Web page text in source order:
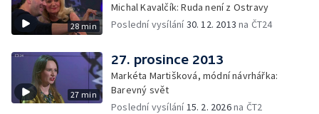
28 min
Michal Kavalčík: Ruda není z Ostravy
Poslední vysílání30. 12. 2013 na ČT24
27 min
27. prosince 2013
Markéta Martišková, módní návrhářka:
Barevný svět
Poslední vysílání15. 2. 2026na ČT2